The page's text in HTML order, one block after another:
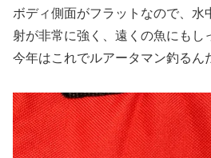
ボディ側面がフラットなので、水
射が非常に強く、遠くの魚にもし
今年はこれでルアータマン釣るん